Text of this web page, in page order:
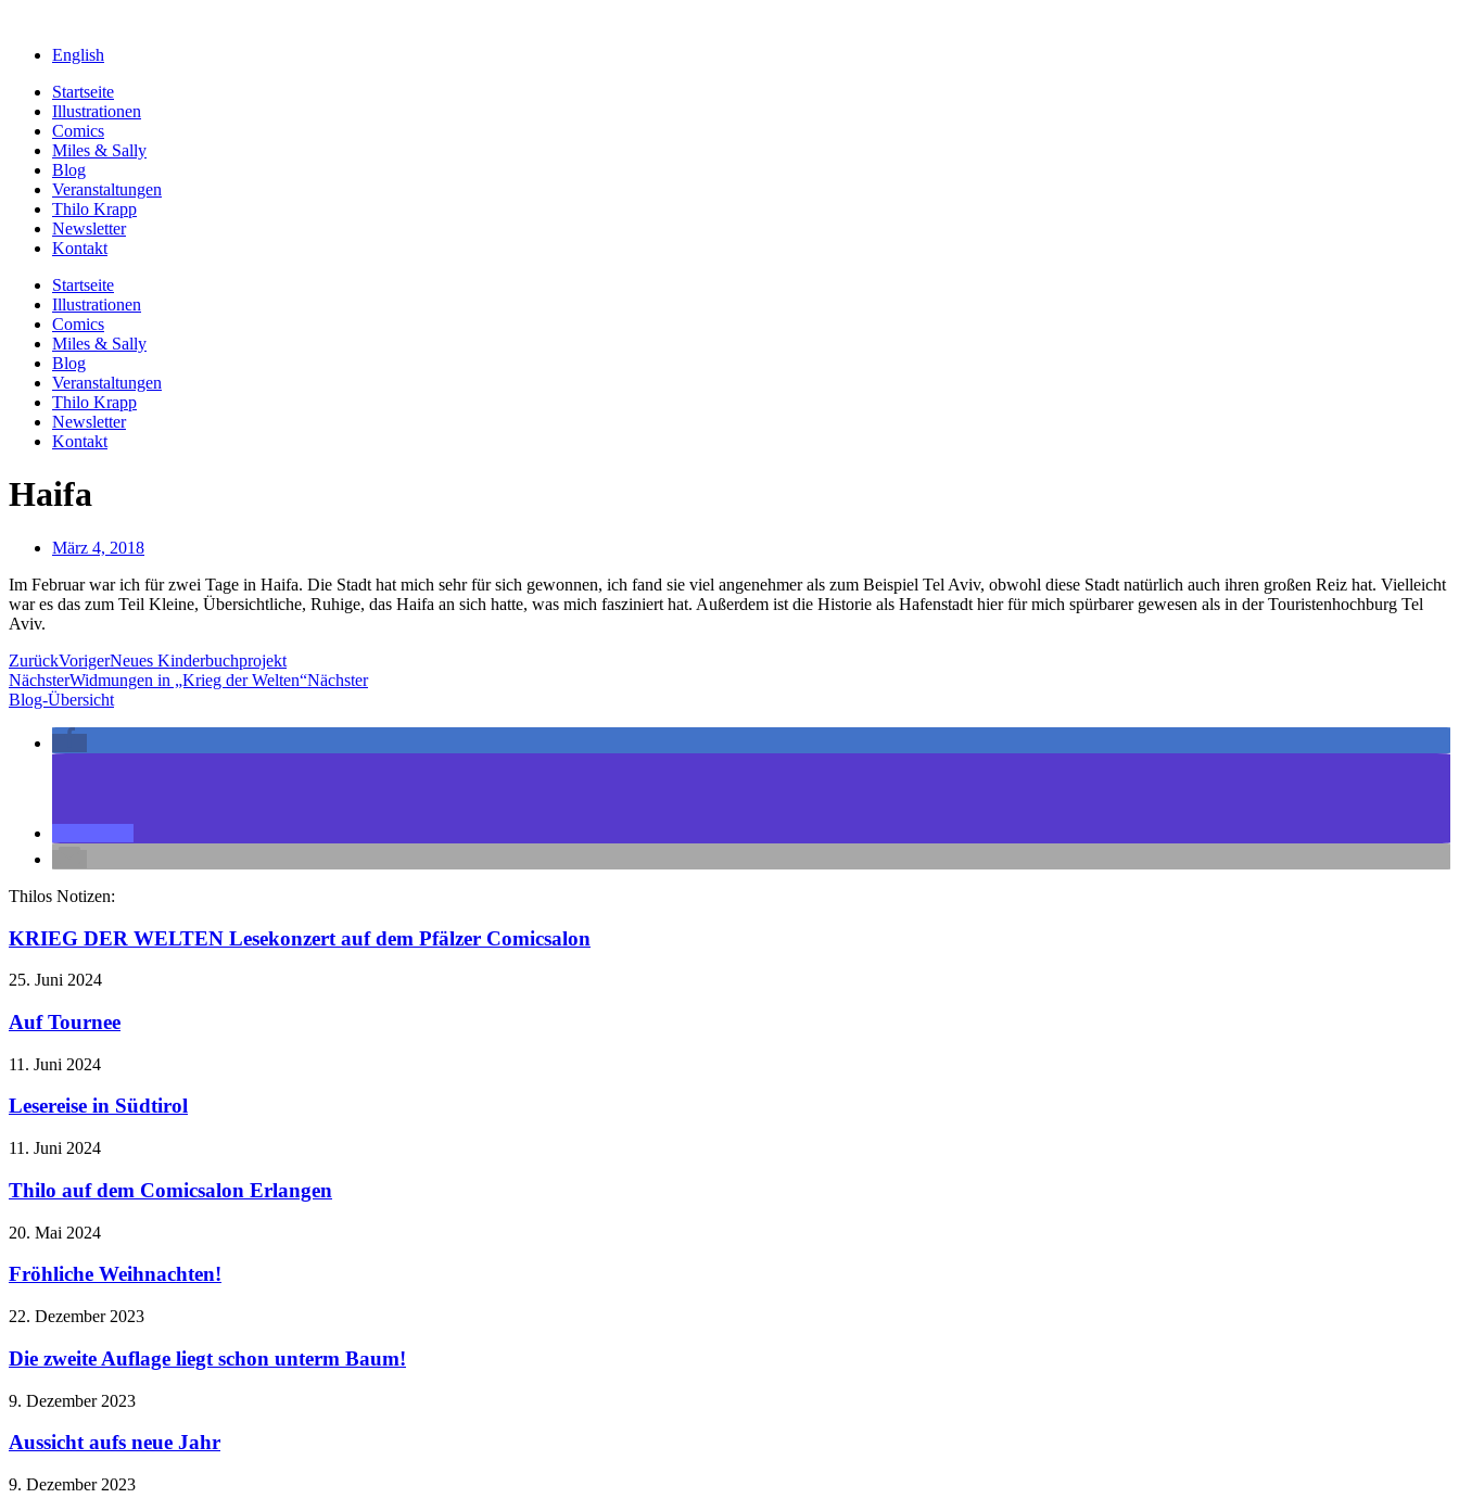
English
Startseite
Illustrationen
Comics
Miles & Sally
Blog
Veranstaltungen
Thilo Krapp
Newsletter
Kontakt
Startseite
Illustrationen
Comics
Miles & Sally
Blog
Veranstaltungen
Thilo Krapp
Newsletter
Kontakt
Haifa
März 4, 2018
Im Februar war ich für zwei Tage in Haifa. Die Stadt hat mich sehr für sich gewonnen, ich fand sie viel angenehmer als zum Beispiel Tel Aviv, obwohl diese Stadt natürlich auch ihren großen Reiz hat. Vielleicht
war es das zum Teil Kleine, Übersichtliche, Ruhige, das Haifa an sich hatte, was mich fasziniert hat. Außerdem ist die Historie als Hafenstadt hier für mich spürbarer gewesen als in der Touristenhochburg Tel
Aviv.
ZurückVorigerNeues Kinderbuchprojekt
NächsterWidmungen in „Krieg der Welten“Nächster
Blog-Übersicht
Thilos Notizen:
KRIEG DER WELTEN Lesekonzert auf dem Pfälzer Comicsalon
25. Juni 2024
Auf Tournee
11. Juni 2024
Lesereise in Südtirol
11. Juni 2024
Thilo auf dem Comicsalon Erlangen
20. Mai 2024
Fröhliche Weihnachten!
22. Dezember 2023
Die zweite Auflage liegt schon unterm Baum!
9. Dezember 2023
Aussicht aufs neue Jahr
9. Dezember 2023